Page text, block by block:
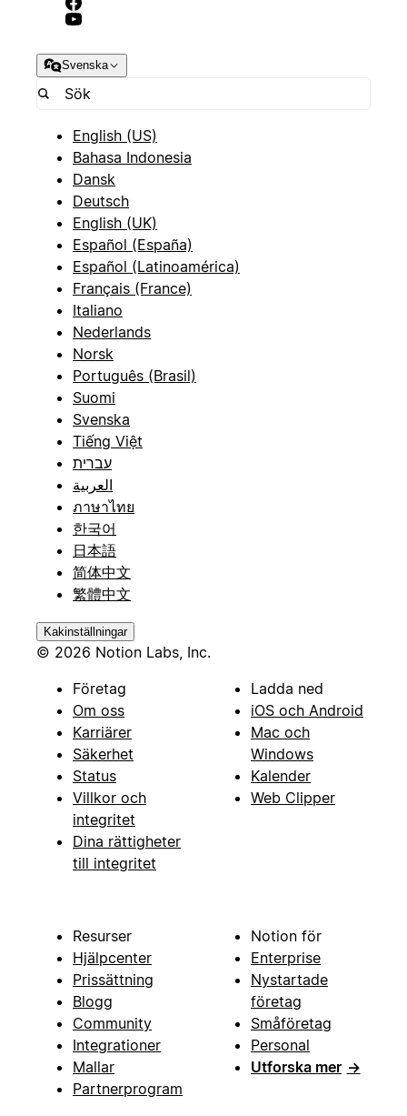
Svenska
English (US)
Bahasa Indonesia
Dansk
Deutsch
English (UK)
Español (España)
Español (Latinoamérica)
Français (France)
Italiano
Nederlands
Norsk
Português (Brasil)
Suomi
Svenska
Tiếng Việt
עברית
العربية
ภาษาไทย
한국어
日本語
简体中文
繁體中文
Kakinställningar
© 2026 Notion Labs, Inc.
Företag
Om oss
Karriärer
Säkerhet
Status
Villkor och
integritet
Dina rättigheter
till integritet
Ladda ned
iOS och Android
Mac och
Windows
Kalender
Web Clipper
Resurser
Hjälpcenter
Prissättning
Blogg
Community
Integrationer
Mallar
Partnerprogram
Notion för
Enterprise
Nystartade
företag
Småföretag
Personal
Utforska mer →